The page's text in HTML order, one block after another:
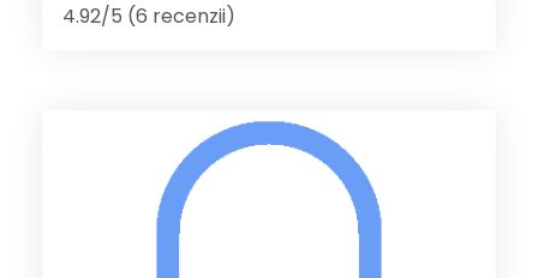
4.92/5 (6 recenzii)